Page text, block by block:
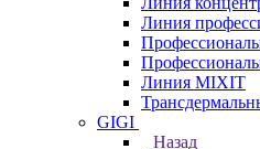
Линия
Линия MIXIT
GIGI
Назад